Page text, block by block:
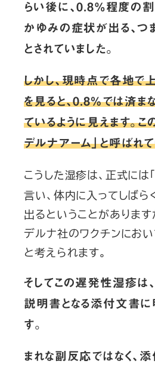
らい後に、0.8%程度の割
かゆみの症状が出る、つ
とされていました。
しかし、現時点で各地で
を見ると、0.8％では済ま
ているように見えます。
デルナアーム」と呼ばれて
こうした湿疹は、正式には「
言い、体内に入ってしばら
出るということがありま
デルナ社のワクチンにおい
と考えられます。
そしてこの遅発性湿疹は
説明書となる添付文書に
す。
まれな副反応ではなく、